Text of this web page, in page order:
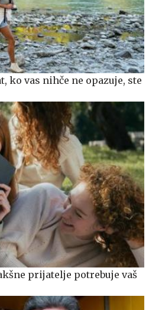
ko vas nihče ne opazuje, ste
prijatelje potrebuje vaš